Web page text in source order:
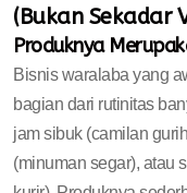
(Bukan Sekadar
Produknya
Bisnis waralaba yang
bagian dari rutinitas
jam sibuk (camilan
(minuman segar), atau